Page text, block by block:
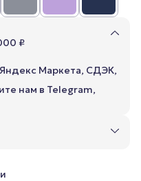
₽
Маркета, СДЭК,
нам в Telegram,